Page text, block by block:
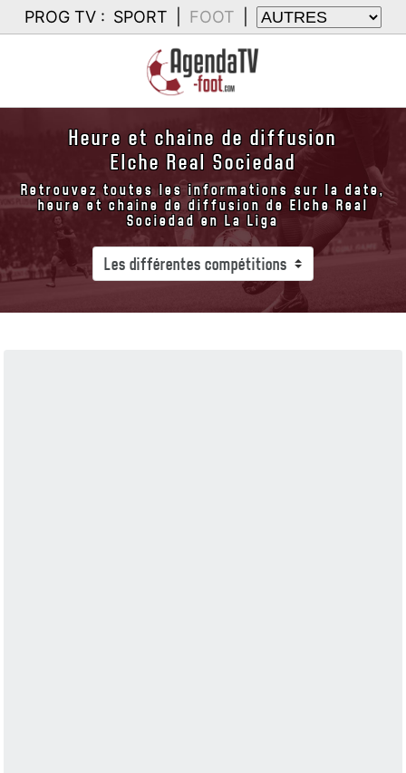
PROG TV : SPORT FOOT
Heure et chaine de diffusion
Elche Real Sociedad
Retrouvez toutes les informations sur la date,
heure et chaine de diffusion de Elche Real
Sociedad en La Liga